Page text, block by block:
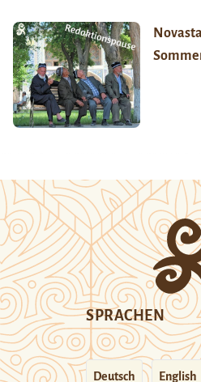
SPRACHEN
Deutsch English